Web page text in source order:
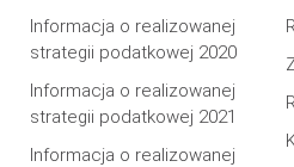
Informacja o realizowanej
strategii podatkowej 2020
Informacja o realizowanej
strategii podatkowej 2021
Informacja o realizowanej